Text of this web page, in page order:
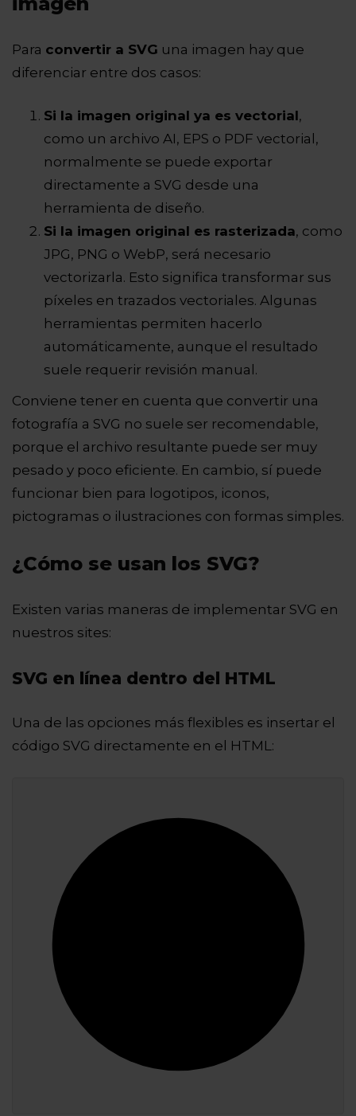
Para convertir a SVG una imagen hay que
diferenciar entre dos casos:
Si la imagen original ya es vectorial,
como un archivo AI, EPS o PDF vectorial,
normalmente se puede exportar
directamente a SVG desde una
herramienta de diseño.
Si la imagen original es rasterizada, como
JPG, PNG o WebP, será necesario
vectorizarla. Esto significa transformar sus
píxeles en trazados vectoriales. Algunas
herramientas permiten hacerlo
automáticamente, aunque el resultado
suele requerir revisión manual.
Conviene tener en cuenta que convertir una
fotografía a SVG no suele ser recomendable,
porque el archivo resultante puede ser muy
pesado y poco eficiente. En cambio, sí puede
funcionar bien para logotipos, iconos,
pictogramas o ilustraciones con formas simples.
¿Cómo se usan los SVG?
Existen varias maneras de implementar SVG en
nuestros sites:
SVG en línea dentro del HTML
Una de las opciones más flexibles es insertar el
código SVG directamente en el HTML: